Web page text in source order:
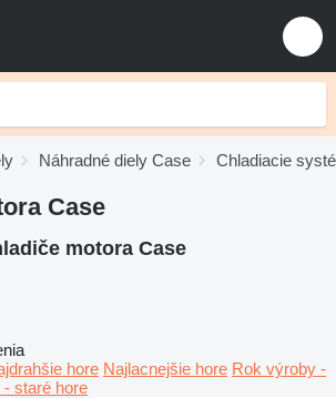
Náhradné diely Case Chladiacie
Case
motora Case
hore Najlacnejšie hore Rok výroby -
staré hore